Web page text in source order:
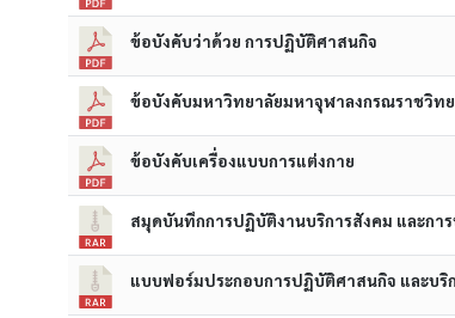
ข้อบังคับว่าด้วย การปฏิบัติศาสนกิจ
ข้อบังคับมหาวิทยาลัยมหาจุฬาลงกรณราชวิท
ข้อบังคับเครื่องแบบการแต่งกาย
สมุดบันทึกการปฏิบัติงานบริการสังคม และกา
แบบฟอร์มประกอบการปฏิบัติศาสนกิจ และบริ